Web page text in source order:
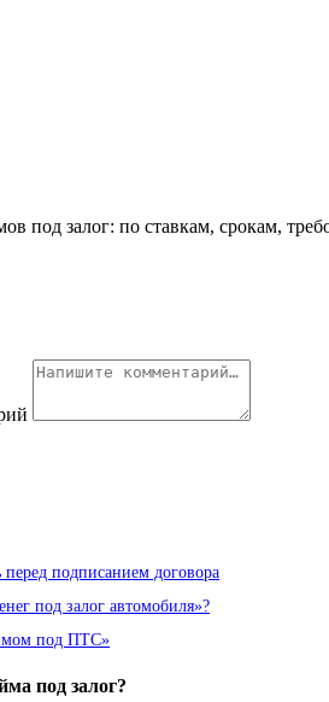
под залог: по ставкам, срокам,
подписанием договора
под залог автомобиля»?
под ПТС»
под залог?